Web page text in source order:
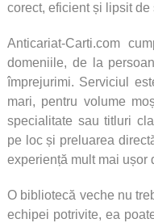
corect, eficient și lipsit de
Anticariat-Carti.com
domeniile, de la
împrejurimi. Serviciul
mari, pentru volume
specialitate sau titluri
pe loc și preluarea
experiență mult mai ușor
O bibliotecă veche nu
echipei potrivite, ea